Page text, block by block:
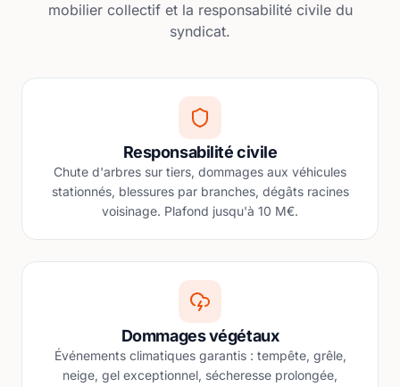
mobilier collectif et la responsabilité civile du
syndicat.
Responsabilité civile
Chute d'arbres sur tiers, dommages aux véhicules
stationnés, blessures par branches, dégâts racines
voisinage. Plafond jusqu'à 10 M€.
Dommages végétaux
Événements climatiques garantis : tempête, grêle,
neige, gel exceptionnel, sécheresse prolongée,